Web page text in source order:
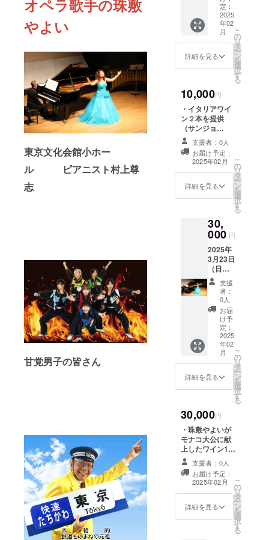
オペラ歌手の珠敷
やよい
東京文化会館小ホー
ル
ピアニスト村上尊
志
甘党男子の皆さん
00 開
演：
13：30
・支援
者様の
交通費
の交通
在費は
各自で
ご負担
くださ
い。 ・
支援者
様との
法：詳
細は
で連絡
しま
す。
のドラ
ティッ
クコン
サー
ト」観
覧チ
ケット
券１枚
を提供
致しま
す。 ・
場所：
静岡県
伊東市
観光会
館 開
13：
00 開
・支援
者様の
交通費
や滞在
費：支
援者様
の交通
費や滞
在費は
各自で
ご負担
くださ
い。 ・
支援者
様との
法：詳
細は
で連絡
しま
す。
定：
2025
年02
月
詳細を見る
こ
の
リ
タ
ー
ン
を
選
択
す
る
10,000円
・イタリアワイ
ン２本を提供
（サンジョ
ヴェーゼ赤・
ピッティ・シャ
ルドネ トス
カーナ 有機ワ
イン） 「※20歳
未満の者による
方はこのリター
ンを選択できま
売小売業免許を
有する株式会ミ
カヴィーノとい
うお店から直送
します。 （通知
書文書番号：第
27480号）
支援者：0人
お届け予定：
2025年02月
詳細を見る
こ
の
リ
タ
ー
ン
を
選
択
す
る
30,
000 円
2025年
3月23日
（日）
空と海
のハー
モニー
「珠敷
やよい
のドラ
ティッ
クコン
サー
ト」観
覧チ
ケット
券2枚を
提供致
しま
す。 ・
場所：
静岡県
伊東市
観光会
館 開
13：
00 開
支援
者：
0人
お届
け予
定：
2025
年02
月
詳細を見る
こ
の
リ
タ
ー
ン
を
選
択
す
る
30,000円
・珠敷やよいが
モナコ大公に献
上したワイン1本
を提供（トッレ
デルヴァイオ赤
ワイン）
「※20歳未満の
者による飲酒は
法令で禁止され
支援者：0人
お届け予定：
2025年02月
詳細を見る
こ
の
リ
タ
ー
ン
を
選
択
す
る